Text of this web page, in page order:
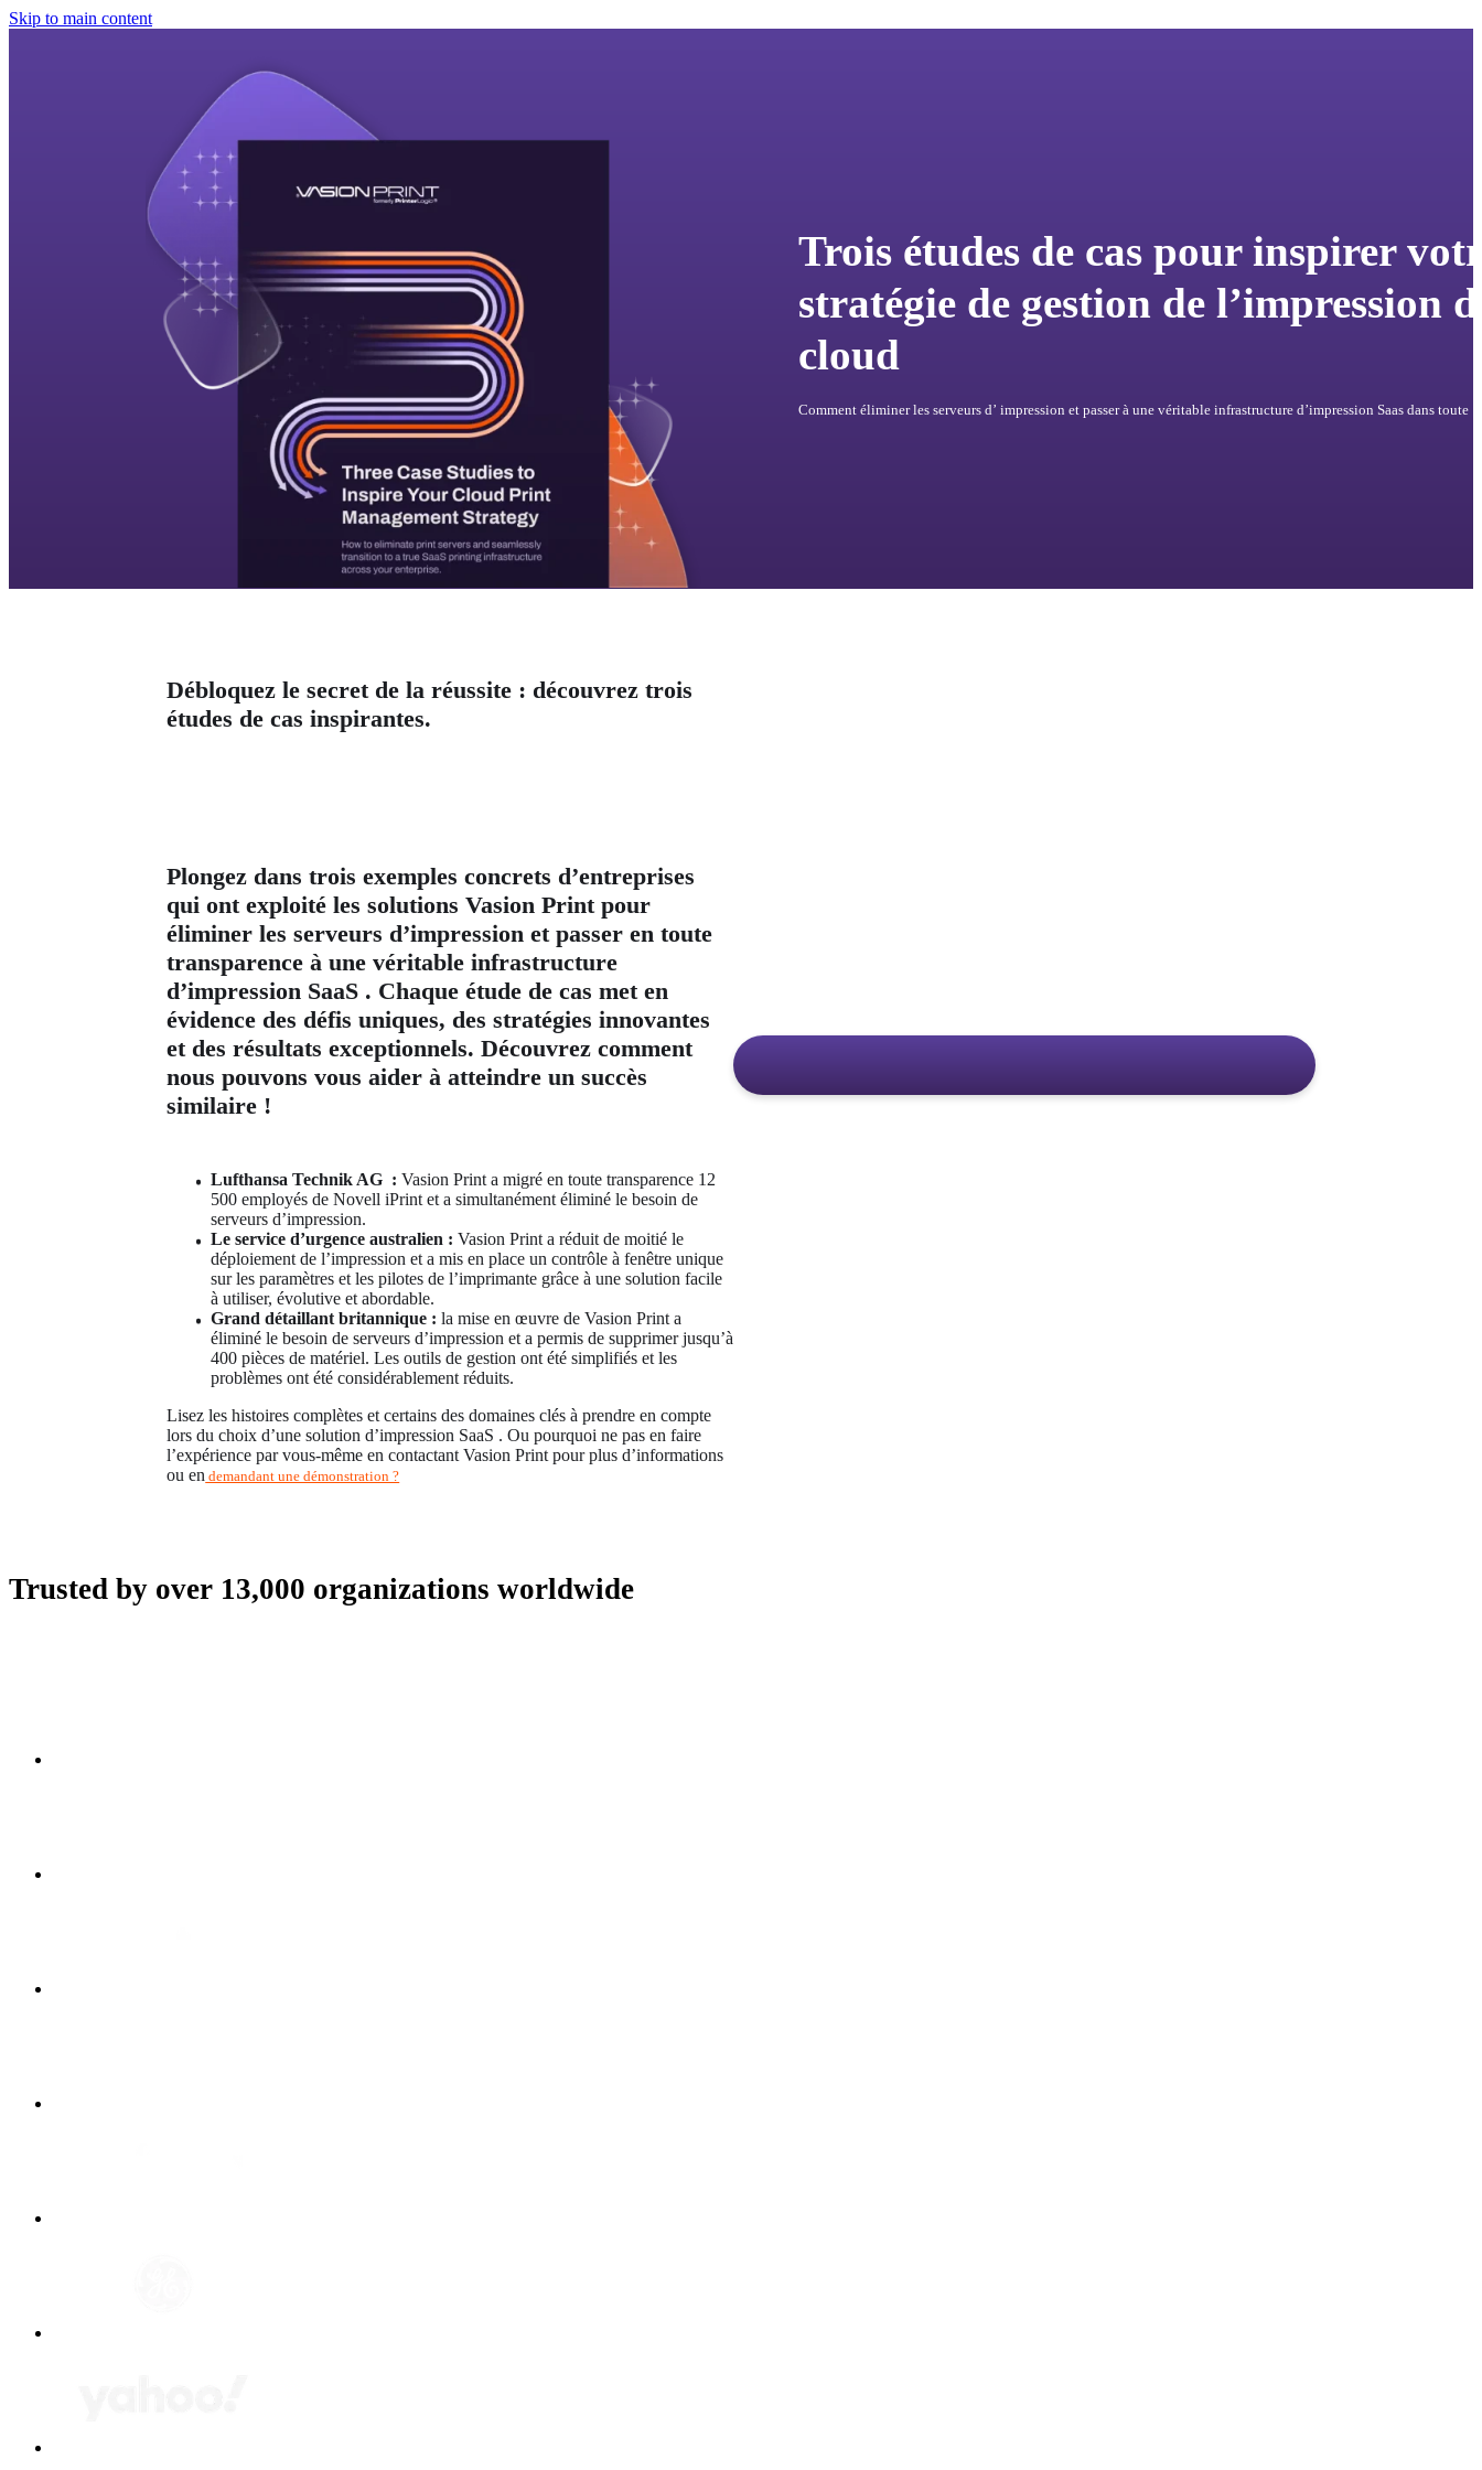
Skip to main content
Trois études de cas pour inspirer
stratégie de gestion de l’impression
cloud
Comment éliminer les serveurs d’ impression et passer à une véritable infrastructure d’impression Saas dans toute
Débloquez le secret de la réussite : découvrez trois
études de cas inspirantes.
Plongez dans trois exemples concrets d’entreprises
qui ont exploité les solutions Vasion Print pour
éliminer les serveurs d’impression et passer en toute
transparence à une véritable infrastructure
d’impression SaaS . Chaque étude de cas met en
évidence des défis uniques, des stratégies innovantes
et des résultats exceptionnels. Découvrez comment
nous pouvons vous aider à atteindre un succès
similaire !
Lufthansa Technik AG  : Vasion Print a migré en toute transparence 12
500 employés de Novell iPrint et a simultanément éliminé le besoin de
serveurs d’impression.
Le service d’urgence australien : Vasion Print a réduit de moitié le
déploiement de l’impression et a mis en place un contrôle à fenêtre unique
sur les paramètres et les pilotes de l’imprimante grâce à une solution facile
à utiliser, évolutive et abordable.
Grand détaillant britannique : la mise en œuvre de Vasion Print a
éliminé le besoin de serveurs d’impression et a permis de supprimer jusqu’à
400 pièces de matériel. Les outils de gestion ont été simplifiés et les
problèmes ont été considérablement réduits.
Lisez les histoires complètes et certains des domaines clés à prendre en compte
lors du choix d’une solution d’impression SaaS . Ou pourquoi ne pas en faire
l’expérience par vous-même en contactant Vasion Print pour plus d’informations
ou en demandant une démonstration ?
Trusted by over 13,000 organizations worldwide